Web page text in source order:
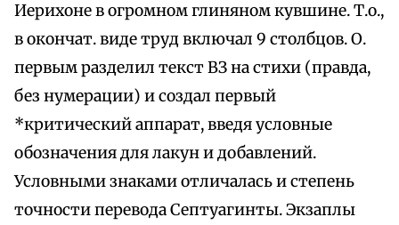
Иерихоне в огромном глиняном кувшине. Т.о.,
в окончат. виде труд включал 9 столбцов. О.
первым разделил текст ВЗ на стихи (правда,
без нумерации) и создал первый
*критический аппарат, введя условные
обозначения для лакун и добавлений.
Условными знаками отличалась и степень
точности перевода Септуагинты. Экзаплы